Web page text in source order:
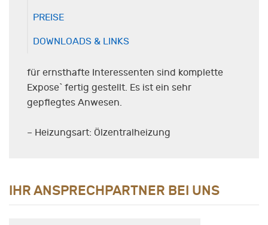
PREISE
DOWNLOADS & LINKS
für ernsthafte Interessenten sind komplette
Expose` fertig gestellt. Es ist ein sehr
gepflegtes Anwesen.
– Heizungsart: Ölzentralheizung
IHR ANSPRECHPARTNER BEI UNS